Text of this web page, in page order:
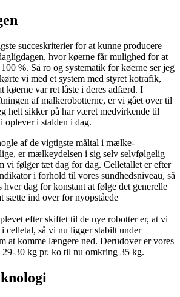
succeskriterier for at kunne producere
hvor køerne får mulighed for at
%. Så ro og systematik for køerne ser jeg
vi med et system med styret kotrafik,
køerne var ret låste i deres adfærd. I
af malkerobotterne, er vi gået over til
helt sikker på har været medvirkende til
oplever i stalden i dag.
af de vigtigste måltal i mælke-
er mælkeydelsen i sig selv selvfølgelig
vi følger tæt dag for dag. Celletallet er efter
i forhold til vores sundhedsniveau, så
hver dag for konstant at følge det generelle
sætte ind over for nyopståede
efter skiftet til de nye robotter er, at vi
celletal, så vi nu ligger stabilt under
at komme længere ned. Derudover er vores
29-30 kg pr. ko til nu omkring 35 kg.